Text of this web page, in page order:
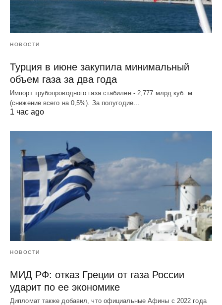
НОВОСТИ
Турция в июне закупила минимальный
объем газа за два года
Импорт трубопроводного газа стабилен - 2,777 млрд куб. м
(снижение всего на 0,5%). За полугодие…
1 час ago
НОВОСТИ
МИД РФ: отказ Греции от газа России
ударит по ее экономике
Дипломат также добавил, что официальные Афины с 2022 года